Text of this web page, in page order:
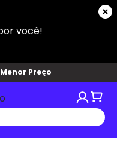
Menor Preço